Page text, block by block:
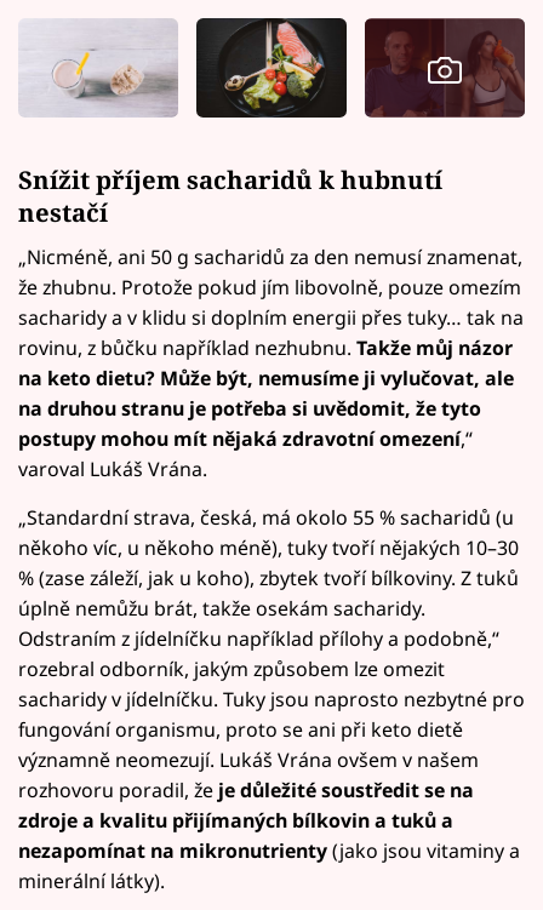
Snížit příjem sacharidů k hubnutí
nestačí
„Nicméně, ani 50 g sacharidů za den nemusí znamenat,
že zhubnu. Protože pokud jím libovolně, pouze omezím
sacharidy a v klidu si doplním energii přes tuky… tak na
rovinu, z bůčku například nezhubnu. Takže můj názor
na keto dietu? Může být, nemusíme ji vylučovat, ale
na druhou stranu je potřeba si uvědomit, že tyto
postupy mohou mít nějaká zdravotní omezení,“
varoval Lukáš Vrána.
„Standardní strava, česká, má okolo 55 % sacharidů (u
někoho víc, u někoho méně), tuky tvoří nějakých 10–30
% (zase záleží, jak u koho), zbytek tvoří bílkoviny. Z tuků
úplně nemůžu brát, takže osekám sacharidy.
Odstraním z jídelníčku například přílohy a podobně,“
rozebral odborník, jakým způsobem lze omezit
sacharidy v jídelníčku. Tuky jsou naprosto nezbytné pro
fungování organismu, proto se ani při keto dietě
významně neomezují. Lukáš Vrána ovšem v našem
rozhovoru poradil, že je důležité soustředit se na
zdroje a kvalitu přijímaných bílkovin a tuků a
nezapomínat na mikronutrienty(jako jsou vitaminy a
minerální látky).